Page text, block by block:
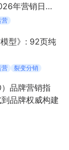
年营销日
营
模型》: 92页纯
营 裂变分销
）品牌营销指
品牌权威构建